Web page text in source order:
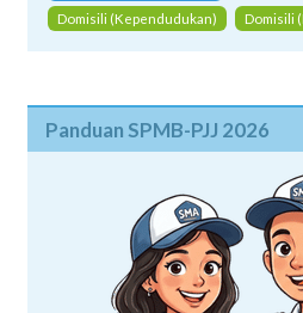
Domisili (Kependudukan)
Domisili
Panduan SPMB-PJJ 2026